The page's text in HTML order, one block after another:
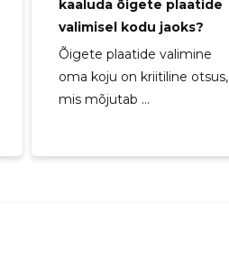
kaaluda õigete plaatide
valimisel kodu jaoks?
Õigete plaatide valimine
oma koju on kriitiline otsus,
mis mõjutab ...